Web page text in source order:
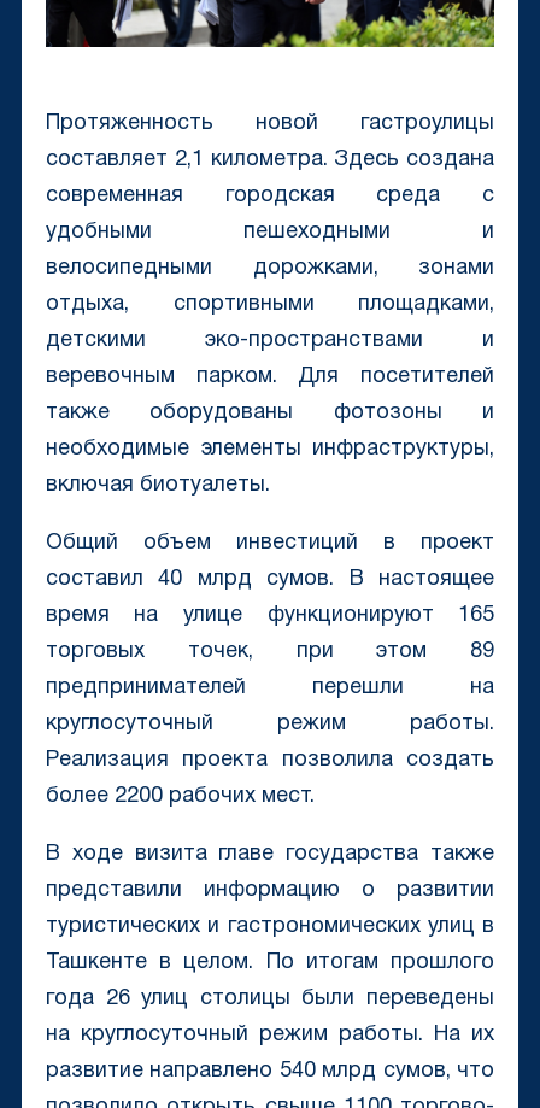
Протяженность новой гастроулицы
составляет 2,1 километра. Здесь создана
современная городская среда с
удобными пешеходными и
велосипедными дорожками, зонами
отдыха, спортивными площадками,
детскими эко-пространствами и
веревочным парком. Для посетителей
также оборудованы фотозоны и
необходимые элементы инфраструктуры,
включая биотуалеты.
Общий объем инвестиций в проект
составил 40 млрд сумов. В настоящее
время на улице функционируют 165
торговых точек, при этом 89
предпринимателей перешли на
круглосуточный режим работы.
Реализация проекта позволила создать
более 2200 рабочих мест.
В ходе визита главе государства также
представили информацию о развитии
туристических и гастрономических улиц в
Ташкенте в целом. По итогам прошлого
года 26 улиц столицы были переведены
на круглосуточный режим работы. На их
развитие направлено 540 млрд сумов, что